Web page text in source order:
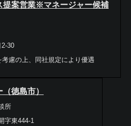
提案営業※マネージャー候補
30
慮の上、同社規定により優遇
徳島市）
所
字東444-1